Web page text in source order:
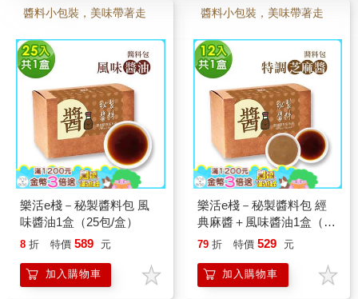
醬料小包裝，美味帶著走
樂活e棧－秘製醬料包 風
味醬油1盒（25包/盒）
8 折 特價 589 元
加入購物車
醬料小包裝，美味帶著走
樂活e棧－秘製醬料包 經
典麻醬＋風味醬油1盒（12
包/盒）
79 折 特價 529 元
加入購物車